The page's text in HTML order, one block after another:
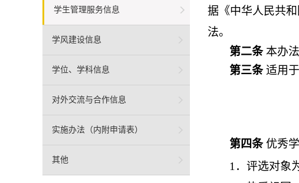
学生管理服务信息
学风建设信息
学位、学科信息
对外交流与合作信息
实施办法（内附申请表）
其他
据《中华人民共
法。
第二条本办
第三条适用
第四条优秀
1 ．评选对象